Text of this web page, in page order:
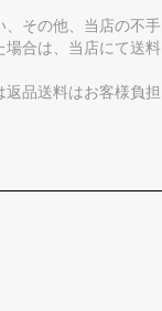
その他、当店の不手
合は、当店にて送料
品送料はお客様負担